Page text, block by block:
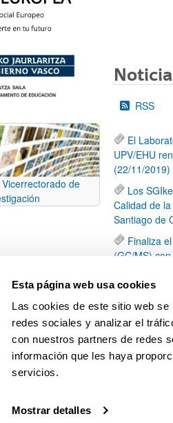
Esta página web usa cookies
Las cookies de este sitio web
redes sociales y analizar el
con nuestros partners de redes
información que les haya
servicios.
Mostrar detalles
de
RSS
El
UPV/EHU
(22/11/2019)
Los
Calidad de
Santiago de
Finaliza
(GC/MS)
Arquitectura